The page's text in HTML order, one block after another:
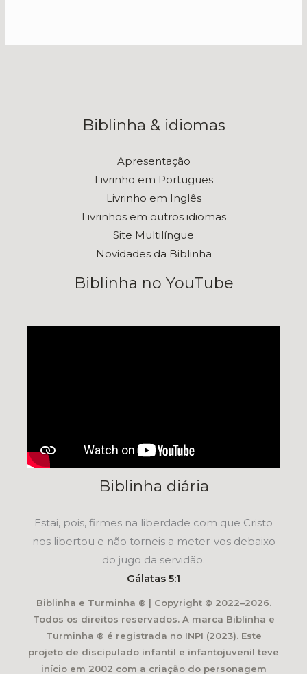
Biblinha & idiomas
Apresentação
Livrinho em Portugues
Livrinho em Inglês
Livrinhos em outros idiomas
Site Multilíngue
Novidades da Biblinha
Biblinha no YouTube
Biblinha diária
Estai, pois, firmes na liberdade com que Cristo
nos libertou e não torneis a meter-vos debaixo
do jugo da servidão.
Gálatas 5:1
Biblinha e Turminha ® | Copyright © 2022–2026.
Todos os direitos reservados. A marca Biblinha e
Turminha ® é registrada no INPI (2023). Este
projeto de discipulado infantil e infantojuvenil teve
início em 2002 com a criação do personagem